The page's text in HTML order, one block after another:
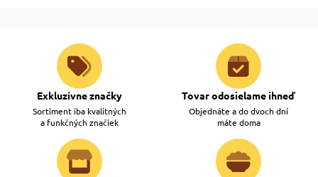
Exkluzívne značky
Sortiment iba kvalitných
a funkčných značiek
Tovar odosielame ihneď
Objednáte a do dvoch dní
máte doma